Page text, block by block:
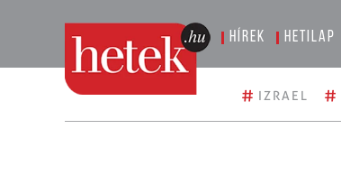
Hírek Hetilap
# IZRAEL #